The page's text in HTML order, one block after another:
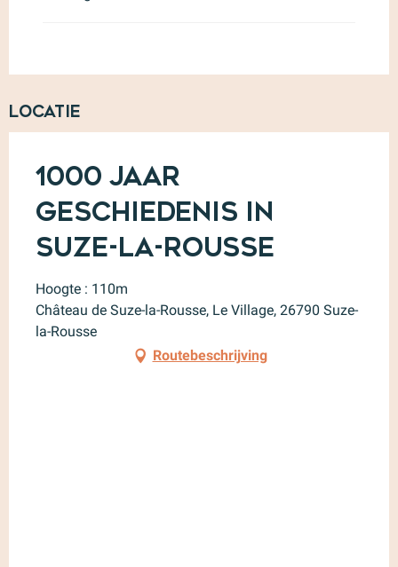
Locatie
1000 jaar
geschiedenis in
Suze-la-Rousse
Hoogte : 110m
Château de Suze-la-Rousse, Le Village, 26790 Suze-
la-Rousse
Routebeschrijving